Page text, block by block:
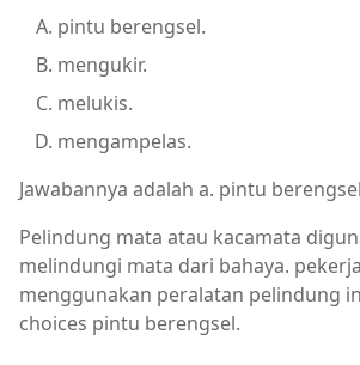
pintu berengsel.
mengukir.
melukis.
mengampelas.
Jawabannya adalah a. pintu
Pelindung mata atau kacamata
melindungi mata dari bahaya.
menggunakan peralatan pelindung
choices pintu berengsel.